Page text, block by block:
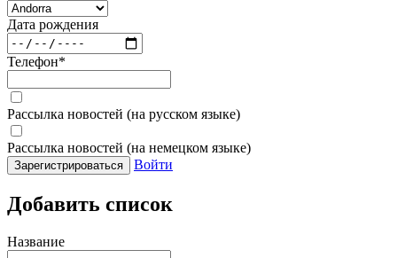
Дата рождения
Телефон*
Рассылка новостей (на русском языке)
Рассылка новостей (на немецком языке)
Зарегистрироваться Войти
Добавить список
Название